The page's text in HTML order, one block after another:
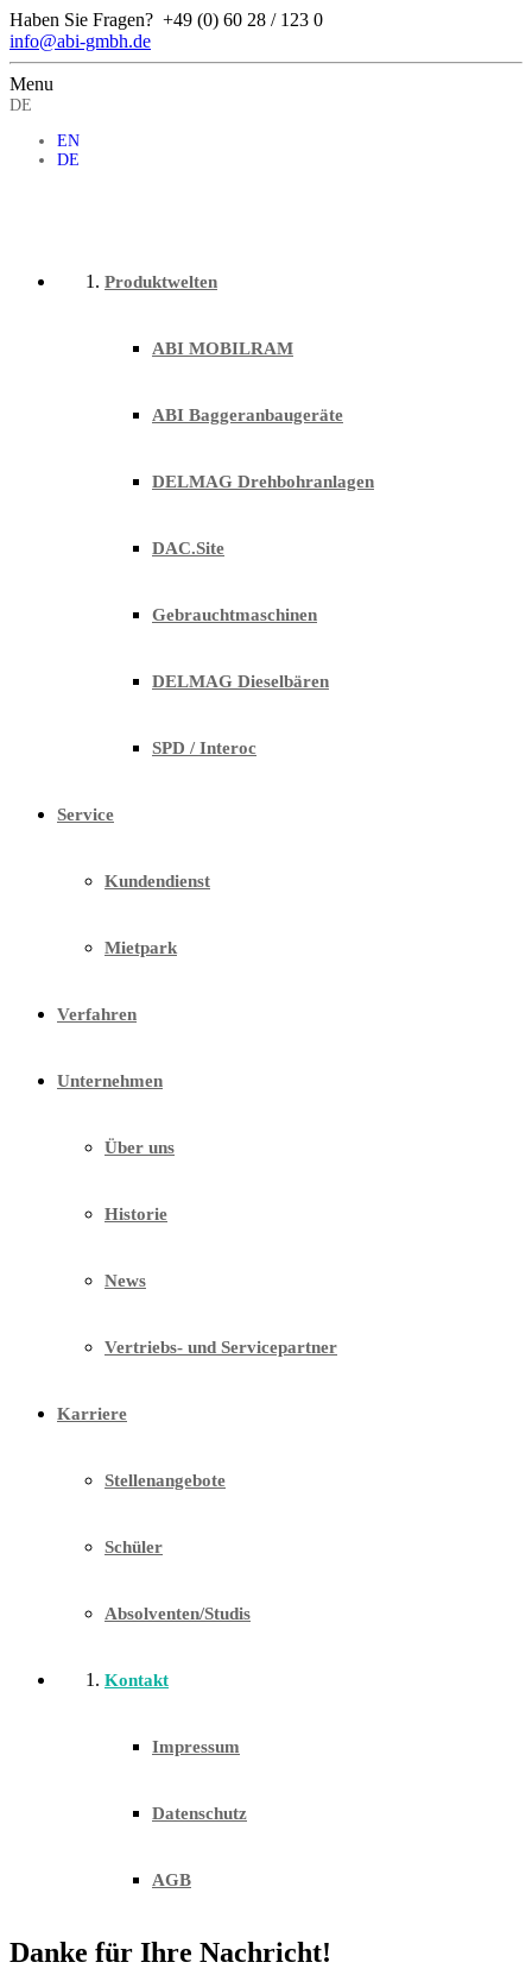
Haben Sie Fragen? +49 (0) 60 28 / 123 0
info@abi-gmbh.de
Menu
DE
EN
DE
Produktwelten
ABI MOBILRAM
ABI Baggeranbaugeräte
DELMAG Drehbohranlagen
DAC.Site
Gebrauchtmaschinen
DELMAG Dieselbären
SPD / Interoc
Service
Kundendienst
Mietpark
Verfahren
Unternehmen
Über uns
Historie
News
Vertriebs- und Servicepartner
Karriere
Stellenangebote
Schüler
Absolventen/Studis
Kontakt
Impressum
Datenschutz
AGB
Danke für Ihre Nachricht!